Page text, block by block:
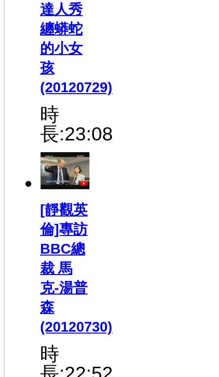
達人秀
纏蟒蛇
的小女
孩
(20120729)
時
長:23:08
[靜觀英
倫]專訪
BBC總
裁 馬
克-湯普
森
(20120730)
時